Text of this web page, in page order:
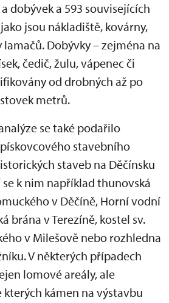
dobývek a 593 souvisejících
jsou nákladiště, kovárny,
Dobývky – zejména na
čedič, žulu, vápenec či
od drobných až po
metrů.
se také podařilo
stavebního
staveb na Děčínsku
k nim například thunovská
v Děčíně, Horní vodní
brána v Terezíně, kostel sv.
v Milešově nebo rozhledna
V některých případech
lomové areály, ale
kámen na výstavbu